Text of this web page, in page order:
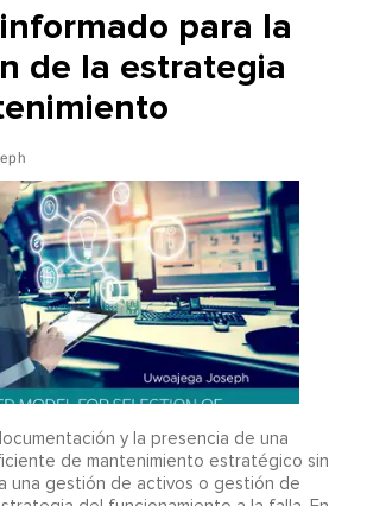
para la
de la estrategia
y la presencia de una
de mantenimiento estratégico sin
una gestión de activos o gestión de